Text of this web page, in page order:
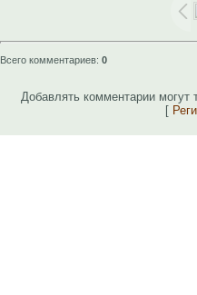
Всего комментариев: 0
Добавлять комментарии могут
[